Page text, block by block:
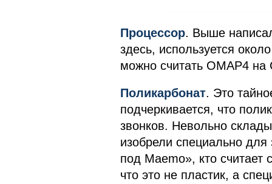
Процессор. Выше
здесь, используется
можно считать OMAP4 на
Поликарбонат. Это
подчеркивается, что
звонков. Невольно
изобрели специально
под Maemo», кто
что это не пластик, а